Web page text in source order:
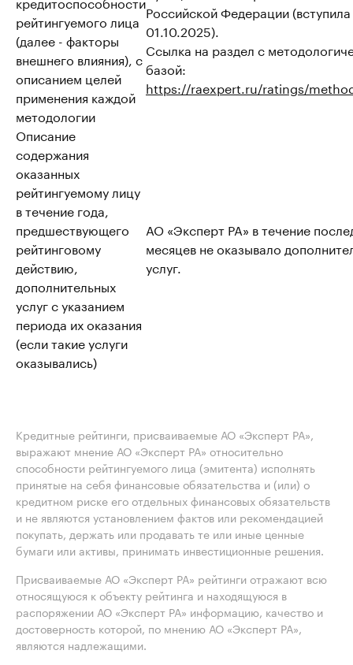
рейтингуемого лица
(далее - факторы
внешнего влияния), с
описанием целей
применения каждой
методологии
Российской Федерации (вступила
01.10.2025).
Ссылка на раздел с
базой:
https://raexpert.ru/ratings/
Описание
содержания
оказанных
рейтингуемому лицу
в течение года,
предшествующего
рейтинговому
действию,
дополнительных
услуг с указанием
периода их оказания
(если такие услуги
оказывались)
АО «Эксперт РА» в течение
месяцев не оказывало
услуг.
Кредитные рейтинги, присваиваемые АО «Эксперт РА»,
выражают мнение АО «Эксперт РА» относительно
способности рейтингуемого лица (эмитента) исполнять
принятые на себя финансовые обязательства и (или) о
кредитном риске его отдельных финансовых обязательств
и не являются установлением фактов или рекомендацией
покупать, держать или продавать те или иные ценные
бумаги или активы, принимать инвестиционные решения.
Присваиваемые АО «Эксперт РА» рейтинги отражают всю
относящуюся к объекту рейтинга и находящуюся в
распоряжении АО «Эксперт РА» информацию, качество и
достоверность которой, по мнению АО «Эксперт РА»,
являются надлежащими.